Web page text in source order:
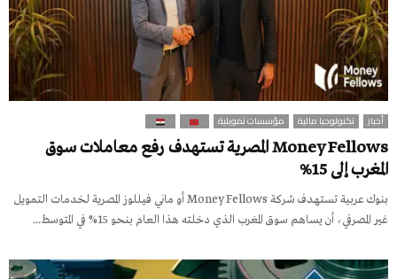
أخبار تكنولوجيا مالية مؤسسات تمويلية
Money Fellows المصرية تستهدف رفع معاملات سوق
المغرب إلى 15%
بنوك عربية تستهدف شركة Money Fellows أو ماني فيللوز المصرية لخدمات التمويل
غير المصرفي، أن يساهم سوق المغرب الذي دخلته هذا العام بنحو 15% في المتوسط...